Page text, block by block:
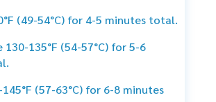
(49-54°C) for 4-5 minutes total.
130-135°F (54-57°C) for 5-6
(57-63°C) for 6-8 minutes